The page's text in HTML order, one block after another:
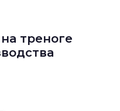
треноге